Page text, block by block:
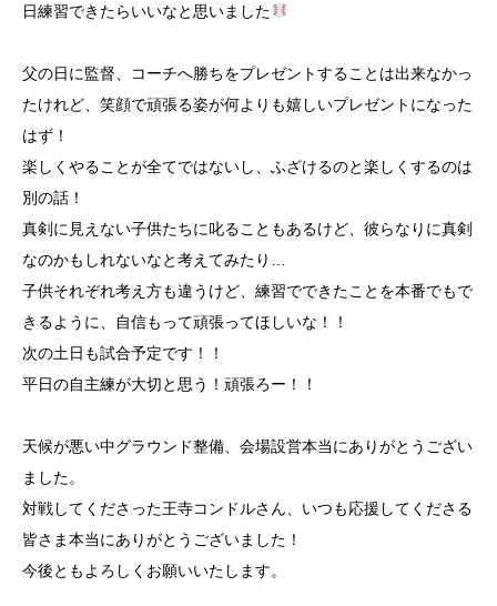
日練習できたらいいなと思いました
父の日に監督、コーチへ勝ちをプレゼントすることは出来なかっ
たけれど、笑顔で頑張る姿が何よりも嬉しいプレゼントになった
はず！
楽しくやることが全てではないし、ふざけるのと楽しくするのは
別の話！
真剣に見えない子供たちに叱ることもあるけど、彼らなりに真剣
なのかもしれないなと考えてみたり…
子供それぞれ考え方も違うけど、練習でできたことを本番でもで
きるように、自信もって頑張ってほしいな！！
次の土日も試合予定です！！
平日の自主練が大切と思う！頑張ろー！！
天候が悪い中グラウンド整備、会場設営本当にありがとうござい
ました。
対戦してくださった王寺コンドルさん、いつも応援してくださる
皆さま本当にありがとうございました！
今後ともよろしくお願いいたします。